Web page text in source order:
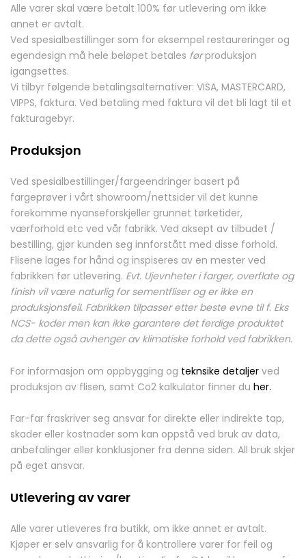
Alle varer skal være betalt 100% før utlevering om ikke
annet er avtalt.
Ved spesialbestillinger som for eksempel restaureringer og
egendesign må hele beløpet betales førproduksjon
igangsettes.
Vi tilbyr følgende betalingsalternativer: VISA, MASTERCARD,
VIPPS, faktura. Ved betaling med faktura vil det bli lagt til et
fakturagebyr.
Produksjon
Ved spesialbestillinger/fargeendringer basert på
fargeprøver i vårt showroom/nettsider vil det kunne
forekomme nyanseforskjeller grunnet tørketider,
værforhold etc ved vår fabrikk. Ved aksept av tilbudet /
bestilling, gjør kunden seg innforstått med disse forhold.
Flisene lages for hånd og inspiseres av en mester ved
fabrikken før utlevering. Evt. Ujevnheter i farger, overflate og
finish vil være naturlig for sementfliser og er ikke en
produksjonsfeil. Fabrikken tilpasser etter beste evne til f. Eks
NCS- koder men kan ikke garantere det ferdige produktet
da dette også avhenger av klimatiske forhold ved fabrikken.
For informasjon om oppbygging og teknsike detaljer ved
produksjon av flisen, samt Co2 kalkulator finner du her.
Far-far fraskriver seg ansvar for direkte eller indirekte tap,
skader eller kostnader som kan oppstå ved bruk av data,
anbefalinger eller konklusjoner fra denne siden. All bruk skjer
på eget ansvar.
Utlevering av varer
Alle varer utleveres fra butikk, om ikke annet er avtalt.
Kjøper er selv ansvarlig for å kontrollere varer for feil og